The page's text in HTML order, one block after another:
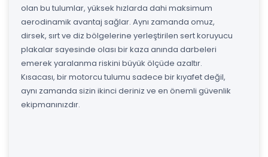
olan bu tulumlar, yüksek hızlarda dahi maksimum
aerodinamik avantaj sağlar. Aynı zamanda omuz,
dirsek, sırt ve diz bölgelerine yerleştirilen sert koruyucu
plakalar sayesinde olası bir kaza anında darbeleri
emerek yaralanma riskini büyük ölçüde azaltır.
Kısacası, bir motorcu tulumu sadece bir kıyafet değil,
aynı zamanda sizin ikinci deriniz ve en önemli güvenlik
ekipmanınızdır.